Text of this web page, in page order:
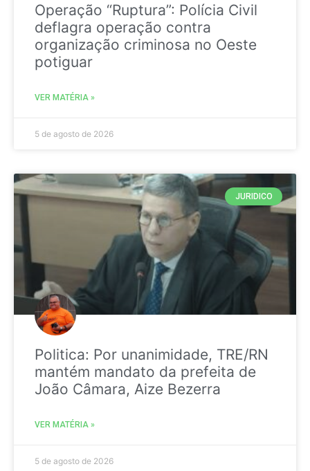
Operação “Ruptura”: Polícia Civil
deflagra operação contra
organização criminosa no Oeste
potiguar
VER MATÉRIA »
5 de agosto de 2026
JURIDICO
Politica: Por unanimidade, TRE/RN
mantém mandato da prefeita de
João Câmara, Aize Bezerra
VER MATÉRIA »
5 de agosto de 2026